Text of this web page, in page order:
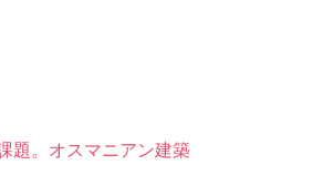
題。オスマニアン建築